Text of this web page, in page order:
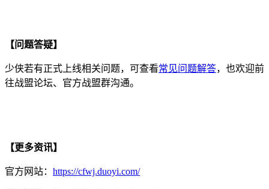
【问题答疑】
少侠若有正式上线相关问题，可查看常见问题解答，也欢迎前
往战盟论坛、官方战盟群沟通。
【更多资讯】
官方网站： https://cfwj.duoyi.com/